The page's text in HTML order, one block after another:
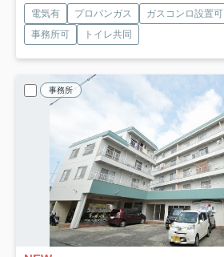
電気有 プロパンガス ガスコンロ設置可
事務所可
トイレ共同
事務所